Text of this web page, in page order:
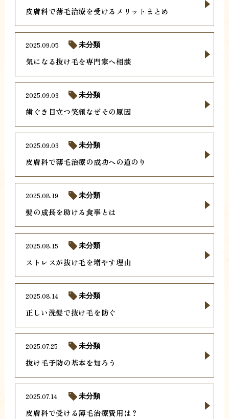
皮膚科で薄毛治療を受けるメリットまとめ
気になる抜け毛を専門家へ相談
2025.09.05 未分類
歯ぐき目立つ笑顔なぜその原因
2025.09.03 未分類
皮膚科で薄毛治療の成功への道のり
2025.09.03 未分類
髪の成長を助ける食事とは
2025.08.19 未分類
ストレスが抜け毛を増やす理由
2025.08.15 未分類
正しい洗髪で抜け毛を防ぐ
2025.08.14 未分類
抜け毛予防の基本を知ろう
2025.07.25 未分類
皮膚科で受ける薄毛治療費用は？
2025.07.14 未分類